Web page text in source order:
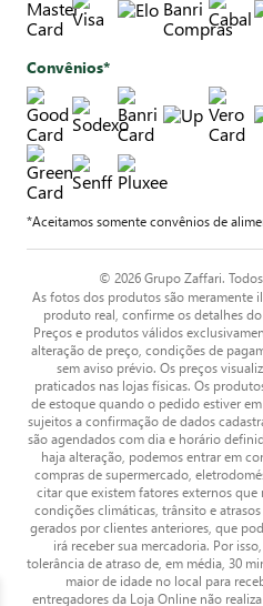
Convênios*
*Aceitamos somente convênios de
© 2026 Grupo Zaffari.
As fotos dos produtos são meramente
produto real, confirme os detalhes
Preços e produtos válidos
alteração de preço, condições de
sem aviso prévio. Os preços
praticados nas lojas físicas. Os
de estoque quando o pedido estiver
sujeitos a confirmação de dados
são agendados com dia e horário
haja alteração, podemos entrar em
compras de supermercado,
citar que existem fatores externos
condições climáticas, trânsito e
gerados por clientes anteriores, que
irá receber sua mercadoria. Por
tolerância de atraso de, em média, 30
maior de idade no local para
entregadores da Loja Online não